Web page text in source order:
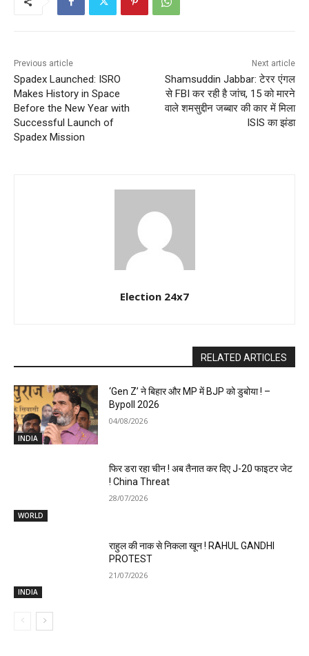
Previous article
Spadex Launched: ISRO
Makes History in Space
Before the New Year with
Successful Launch of
Spadex Mission
Next article
Shamsuddin Jabbar: टेरर एंगल
से FBI कर रही है जांच, 15 को मारने
वाले शमसुद्दीन जब्बार की कार में मिला
ISIS का झंडा
Election 24x7
RELATED ARTICLES
INDIA
‘Gen Z’ ने बिहार और MP में BJP को डुबोया ! –
Bypoll 2026
04/08/2026
WORLD
फिर डरा रहा चीन ! अब तैनात कर दिए J-20 फाइटर जेट
! China Threat
28/07/2026
INDIA
राहुल की नाक से निकला खून ! RAHUL GANDHI
PROTEST
21/07/2026